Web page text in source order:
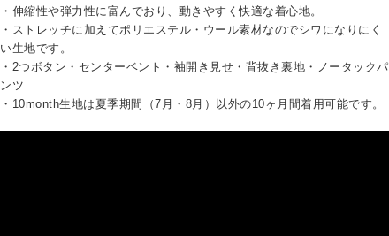
・伸縮性や弾力性に富んでおり、動きやすく快適な着心地。
・ストレッチに加えてポリエステル・ウール素材なのでシワになりにく
い生地です。
・2つボタン・センターベント・袖開き見せ・背抜き裏地・ノータックパ
ンツ
・10month生地は夏季期間（7月・8月）以外の10ヶ月間着用可能です。